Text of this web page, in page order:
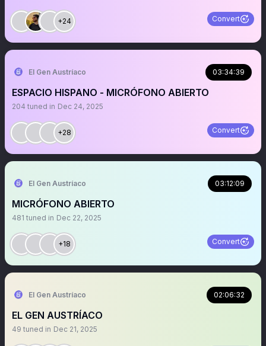
+24 Convert
El Gen Austríaco 03:34:39
ESPACIO HISPANO - MICRÓFONO ABIERTO
204 tuned in Dec 24, 2025
+28 Convert
El Gen Austríaco 03:12:09
MICRÓFONO ABIERTO
481 tuned in Dec 22, 2025
+18 Convert
El Gen Austríaco 02:06:32
EL GEN AUSTRÍACO
49 tuned in Dec 21, 2025